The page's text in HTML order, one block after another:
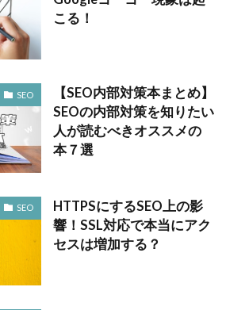
こる！
SEO
【SEO内部対策本まとめ】
SEOの内部対策を知りたい
人が読むべきオススメの
本７選
SEO
HTTPSにするSEO上の影
響！SSL対応で本当にアク
セスは増加する？